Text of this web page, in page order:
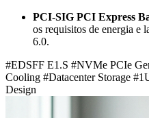
PCI-SIG PCI Express
os requisitos de energia e
6.0.
#EDSFF E1.S #NVMe PCIe
Cooling #Datacenter Storage
Design